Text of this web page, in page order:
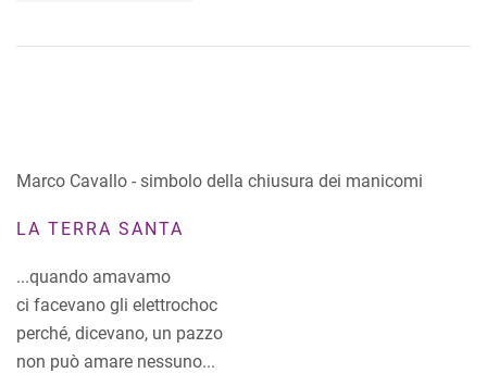
Marco Cavallo - simbolo della chiusura dei manicomi
LA TERRA SANTA
...quando amavamo
ci facevano gli elettrochoc
perché, dicevano, un pazzo
non può amare nessuno...